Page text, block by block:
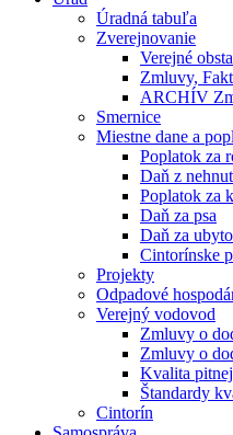
Úradná tabuľa
Zverejnovanie
Verejné
Zmluvy,
ARCHÍV
Smernice
Miestne dane a
Poplatok za
Daň z
Poplatok za
Daň za psa
Daň za
Cintorínske
Projekty
Odpadové
Verejný vodovod
Zmluvy o
Zmluvy o
Kvalita
Štandardy
Cintorín